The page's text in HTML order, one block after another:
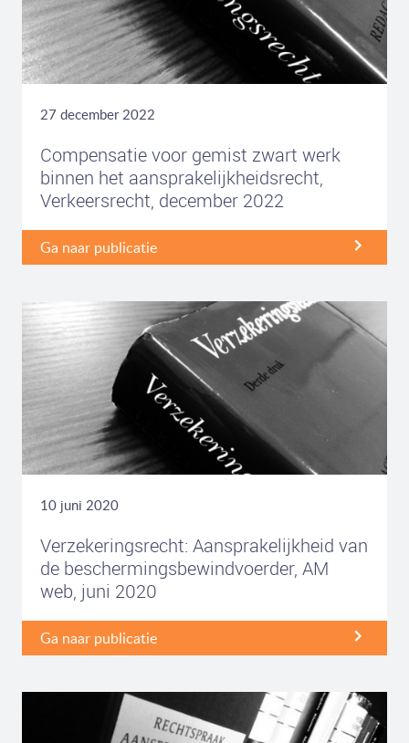
27 december 2022
Compensatie voor gemist zwart werk
binnen het aansprakelijkheidsrecht,
Verkeersrecht, december 2022
Ga naar publicatie
10 juni 2020
Verzekeringsrecht: Aansprakelijkheid van
de beschermingsbewindvoerder, AM
web, juni 2020
Ga naar publicatie